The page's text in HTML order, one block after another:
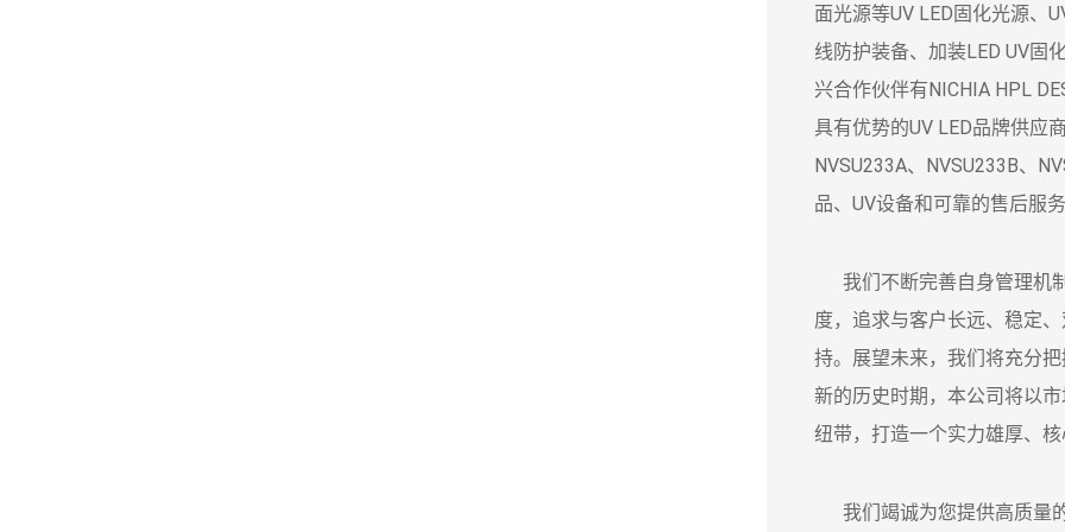
面光源等UV LED固化光源、
线防护装备、加装LED UV固
兴合作伙伴有NICHIA HPL
具有优势的UV LED品牌供应
NVSU233A、NVSU233B、
品、UV设备和可靠的售后服
我们不断完善自身管理机
度，追求与客户长远、稳定
持。展望未来，我们将充分
新的历史时期，本公司将以
纽带，打造一个实力雄厚、
我们竭诚为您提供高质量